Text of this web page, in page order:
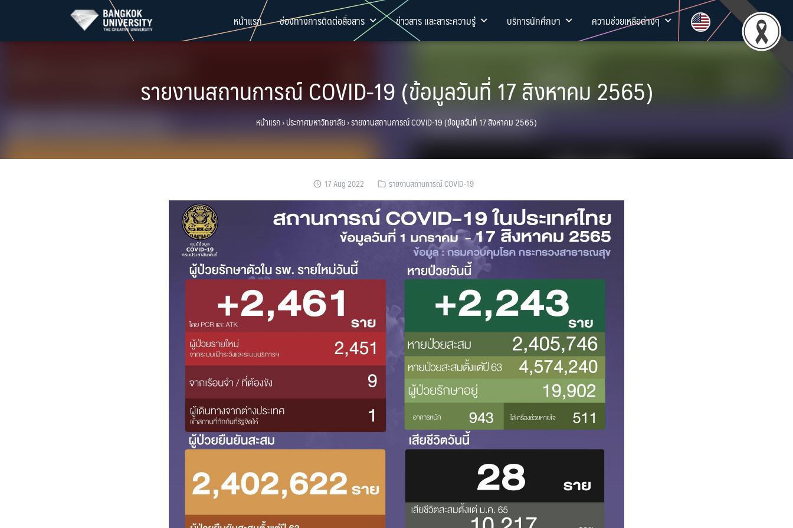
content
หน้าแรก ช่องทางการติดต่อสื่อสาร ข่าวสาร และสาระความรู้ บริการนักศึกษา ความช่วยเหลือต่างๆ
for:
Search
รายงานสถานการณ์ COVID-19 (ข้อมูลวันที่ 17 สิงหาคม 2565)
หน้าแรก›ประกาศมหาวิทยาลัย›รายงานสถานการณ์ COVID-19 (ข้อมูลวันที่ 17 สิงหาคม 2565)
17 Aug 2022 รายงานสถานการณ์ COVID-19